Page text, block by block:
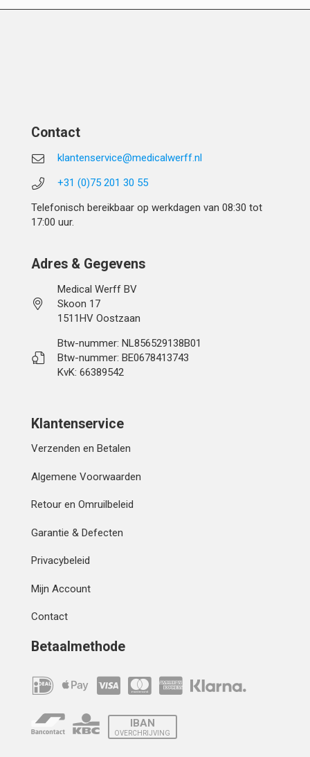
Contact
klantenservice@medicalwerff.nl
+31 (0)75 201 30 55
Telefonisch bereikbaar op werkdagen van 08:30 tot
17:00 uur.
Adres & Gegevens
Medical Werff BV
Skoon 17
1511HV Oostzaan
Btw-nummer: NL856529138B01
Btw-nummer: BE0678413743
KvK: 66389542
Klantenservice
Verzenden en Betalen
Algemene Voorwaarden
Retour en Omruilbeleid
Garantie & Defecten
Privacybeleid
Mijn Account
Contact
Betaalmethode
IBAN
OVERCHRIJVING